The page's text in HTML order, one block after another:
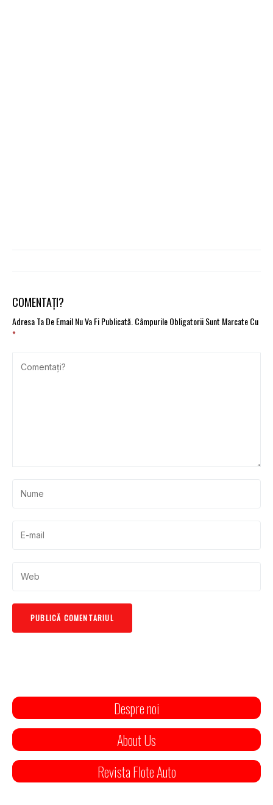
COMENTAȚI?
Adresa Ta De Email Nu Va Fi Publicată.Câmpurile Obligatorii Sunt Marcate Cu
*
Despre noi
About Us
Revista Flote Auto